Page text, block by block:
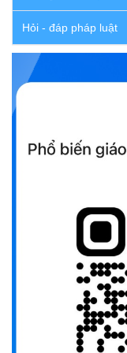
hợp phổ biến, giáo
(22/10/2025)
Đắk Lắk triển khai
thân thể theo
Ủy ban Mặt trận
ủng hộ đồng bào
UBND TỈNH ĐẮK
CƯỜNG PHÒNG,
(09/10/2025)
Bộ Quốc phòng
tái cấu trúc thực
Hỏi - đáp pháp luật